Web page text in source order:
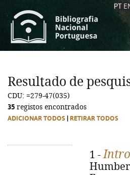
PT
Resultado de
CDU: =279-47(035)
35 registos encontrados
ADICIONAR TODOS RETIRAR TODOS
1 -